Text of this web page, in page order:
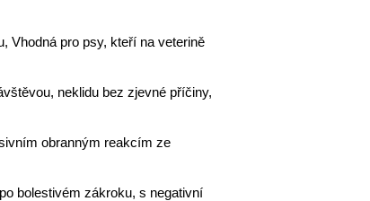
Vhodná pro psy, kteří na veterině
neklidu bez zjevné příčiny,
obranným reakcím ze
bolestivém zákroku, s negativní